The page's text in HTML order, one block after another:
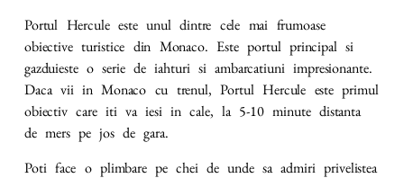
Portul Hercule este unul dintre cele mai frumoase
obiective turistice din Monaco. Este portul principal si
gazduieste o serie de iahturi si ambarcatiuni impresionante.
Daca vii in Monaco cu trenul, Portul Hercule este primul
obiectiv care iti va iesi in cale, la 5-10 minute distanta
de mers pe jos de gara.
Poti face o plimbare pe chei de unde sa admiri privelistea